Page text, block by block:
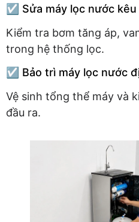
☑️ Sửa máy lọc nước kêu
Kiểm tra bơm tăng áp,
trong hệ thống lọc.
☑️ Bảo trì máy lọc nước
Vệ sinh tổng thể máy và
đầu ra.